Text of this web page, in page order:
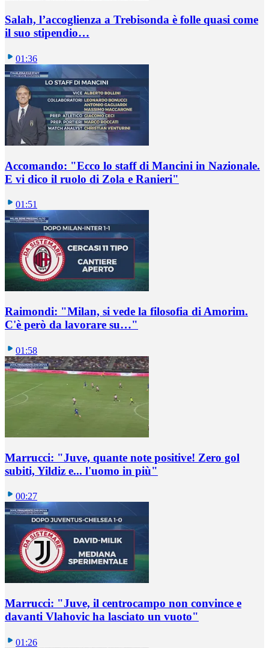
Salah, l’accoglienza a Trebisonda è folle quasi come
il suo stipendio…
01:36
Accomando: "Ecco lo staff di Mancini in Nazionale.
E vi dico il ruolo di Zola e Ranieri"
01:51
Raimondi: "Milan, si vede la filosofia di Amorim.
C'è però da lavorare su…"
01:58
Marrucci: "Juve, quante note positive! Zero gol
subiti, Yildiz e... l'uomo in più"
00:27
Marrucci: "Juve, il centrocampo non convince e
davanti Vlahovic ha lasciato un vuoto"
01:26